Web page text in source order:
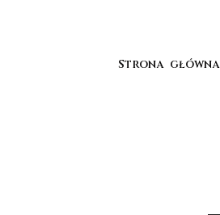
Strona główna